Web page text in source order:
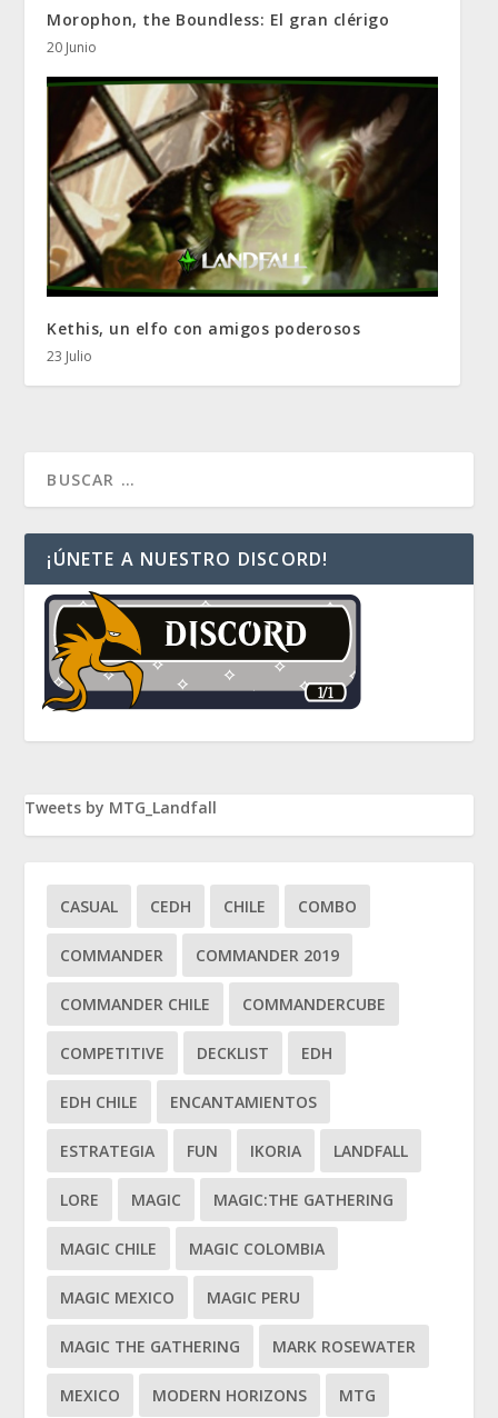
Morophon, the Boundless: El gran clérigo
20 Junio
Kethis, un elfo con amigos poderosos
23 Julio
¡ÚNETE A NUESTRO DISCORD!
Tweets by MTG_Landfall
CASUAL CEDH CHILE COMBO
COMMANDER COMMANDER 2019
COMMANDER CHILE COMMANDERCUBE
COMPETITIVE DECKLIST EDH
EDH CHILE ENCANTAMIENTOS
ESTRATEGIA FUN IKORIA LANDFALL
LORE MAGIC MAGIC:THE GATHERING
MAGIC CHILE MAGIC COLOMBIA
MAGIC MEXICO MAGIC PERU
MAGIC THE GATHERING MARK ROSEWATER
MEXICO MODERN HORIZONS MTG